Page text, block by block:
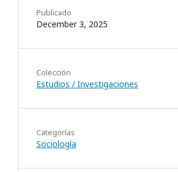
Publicado
December 3, 2025
Colección
Estudios / Investigaciones
Categorías
Sociología